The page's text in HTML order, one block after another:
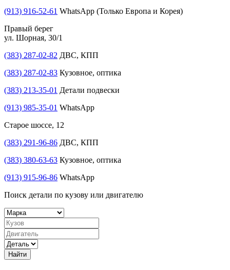
(913) 916-52-61 WhatsApp (Только Европа и Корея)
Правый берег
ул. Шорная, 30/1
(383) 287-02-82 ДВС, КПП
(383) 287-02-83 Кузовное, оптика
(383) 213-35-01 Детали подвески
(913) 985-35-01 WhatsApp
Старое шоссе, 12
(383) 291-96-86 ДВС, КПП
(383) 380-63-63 Кузовное, оптика
(913) 915-96-86 WhatsApp
Поиск детали по кузову или двигателю
Найти